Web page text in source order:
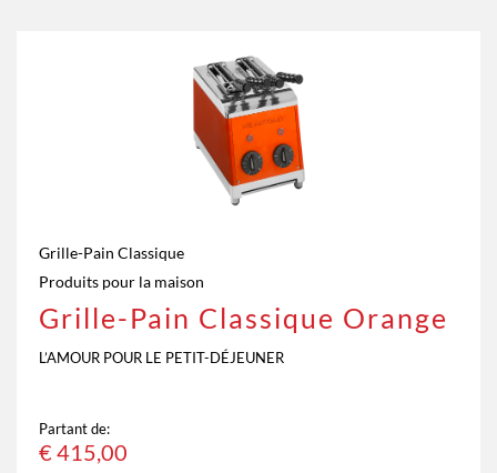
Grille-Pain Classique
Produits pour la maison
Grille-Pain Classique Orange
L’AMOUR POUR LE PETIT-DÉJEUNER
Partant de:
€ 415,00